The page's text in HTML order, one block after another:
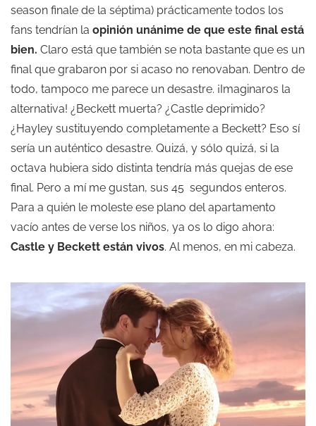
season finale de la séptima) prácticamente todos los
fans tendrían la opinión unánime de que este final está
bien. Claro está que también se nota bastante que es un
final que grabaron por si acaso no renovaban. Dentro de
todo, tampoco me parece un desastre. ¡Imaginaros la
alternativa! ¿Beckett muerta? ¿Castle deprimido?
¿Hayley sustituyendo completamente a Beckett? Eso sí
sería un auténtico desastre. Quizá, y sólo quizá, si la
octava hubiera sido distinta tendría más quejas de ese
final. Pero a mí me gustan, sus 45 segundos enteros.
Para a quién le moleste ese plano del apartamento
vacío antes de verse los niños, ya os lo digo ahora:
Castle y Beckett están vivos. Al menos, en mi cabeza.